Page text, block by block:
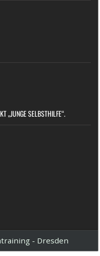
„JUNGE SELBSTHILFE“.
- Dresden